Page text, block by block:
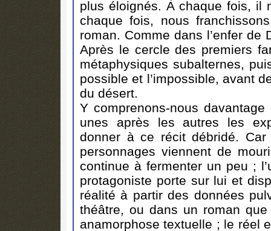
plus éloignés. À chaque fois, il
chaque fois, nous
roman. Comme dans l’enfer
Après le cercle des premiers
métaphysiques subalternes,
possible et l’impossible, avant
du désert.
Y comprenons-nous
unes après les autres les
donner à ce récit débridé.
personnages viennent de
continue à fermenter un peu ;
protagoniste porte sur lui et
réalité à partir des données
théâtre, ou dans un roman
anamorphose textuelle ; le réel